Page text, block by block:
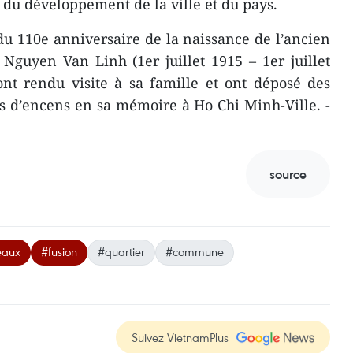
110e anniversaire de la naissance de l’ancien
Van Linh (1er juillet 1915 – 1er juillet
rendu visite à sa famille et ont déposé des
d’encens en sa mémoire à Ho Chi Minh-Ville. -
source
#fusion #quartier #commune
Suivez VietnamPlus